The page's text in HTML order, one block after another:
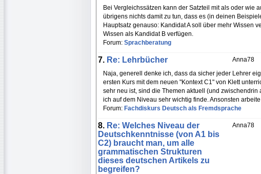
Bei Vergleichssätzen kann der Satzteil mit als oder wie
übrigens nichts damit zu tun, dass es (in deinen
Hauptsatz genauso: Kandidat A soll über mehr Wissen
Wissen als Kandidat B verfügen.
Forum: Sprachberatung
Anna78
7. Re: Lehrbücher
Naja, generell denke ich, dass da sicher jeder Lehrer
ersten Kurs mit dem neuen "Kontext C1" von Klett
sehr neu ist, sind die Themen aktuell (und
ich auf dem Niveau sehr wichtig finde. Ansonsten
Forum: Fachdiskurs Deutsch als Fremdsprache
Anna78
8. Re: Welches Niveau der
Deutschkenntnisse (von A1 bis
C2) braucht man, um alle
grammatischen Strukturen
dieses deutschen Artikels zu
begreifen?